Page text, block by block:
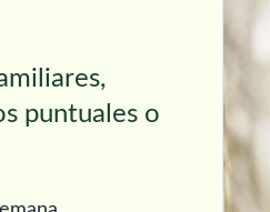
puntuales o